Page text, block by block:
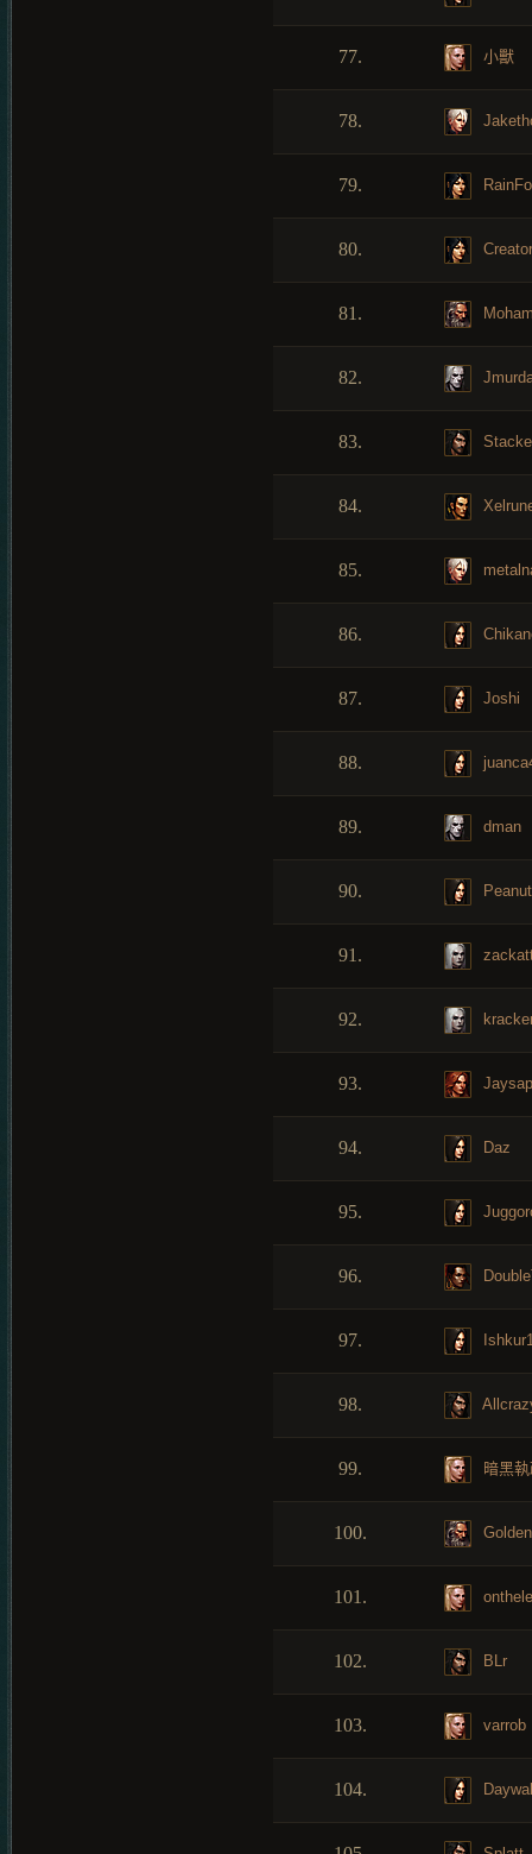
77. 小獸
78.
79.
80. Creator
81.
82.
83.
84.
85.
86.
87. Joshi
88.
89. dman
90. Peanut
91.
92.
93. Jaysap
94. Daz
95.
96.
97.
98.
99. 暗黑
100.
101.
102. BLr
103. varrob
104.